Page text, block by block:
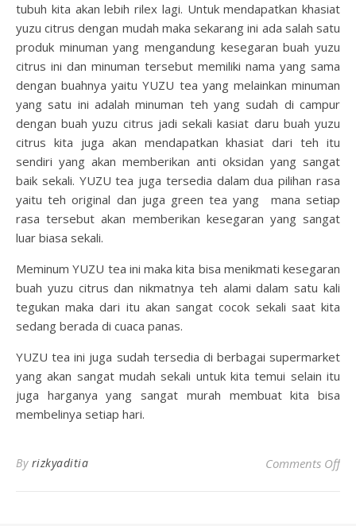
tubuh kita akan lebih rilex lagi. Untuk mendapatkan khasiat
yuzu citrus dengan mudah maka sekarang ini ada salah satu
produk minuman yang mengandung kesegaran buah yuzu
citrus ini dan minuman tersebut memiliki nama yang sama
dengan buahnya yaitu YUZU tea yang melainkan minuman
yang satu ini adalah minuman teh yang sudah di campur
dengan buah yuzu citrus jadi sekali kasiat daru buah yuzu
citrus kita juga akan mendapatkan khasiat dari teh itu
sendiri yang akan memberikan anti oksidan yang sangat
baik sekali. YUZU tea juga tersedia dalam dua pilihan rasa
yaitu teh original dan juga green tea yang mana setiap
rasa tersebut akan memberikan kesegaran yang sangat
luar biasa sekali.
Meminum YUZU tea ini maka kita bisa menikmati kesegaran
buah yuzu citrus dan nikmatnya teh alami dalam satu kali
tegukan maka dari itu akan sangat cocok sekali saat kita
sedang berada di cuaca panas.
YUZU tea ini juga sudah tersedia di berbagai supermarket
yang akan sangat mudah sekali untuk kita temui selain itu
juga harganya yang sangat murah membuat kita bisa
membelinya setiap hari.
By rizkyaditia Comments Offon